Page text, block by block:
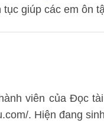
giúp các em ôn
viên của Đọc
. Hiện đang